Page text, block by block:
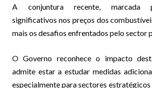
A conjuntura recente, marcada
significativos nos preços dos
mais os desafios enfrentados pelo sector
O Governo reconhece o impacto
admite estar a estudar medidas
especialmente para sectores estratégicos